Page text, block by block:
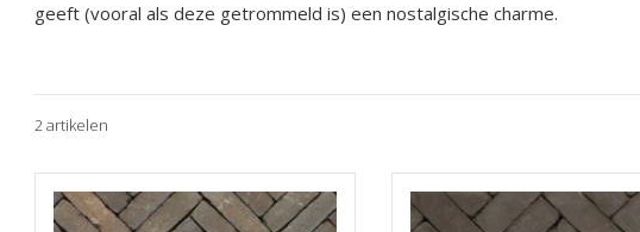
geeft (vooral als deze getrommeld is) een nostalgische charme.
2 artikelen